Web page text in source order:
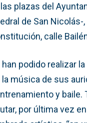
plazas del
de San Nicolás-,
calle
podido realizar la
música de sus
y baile.
por última vez